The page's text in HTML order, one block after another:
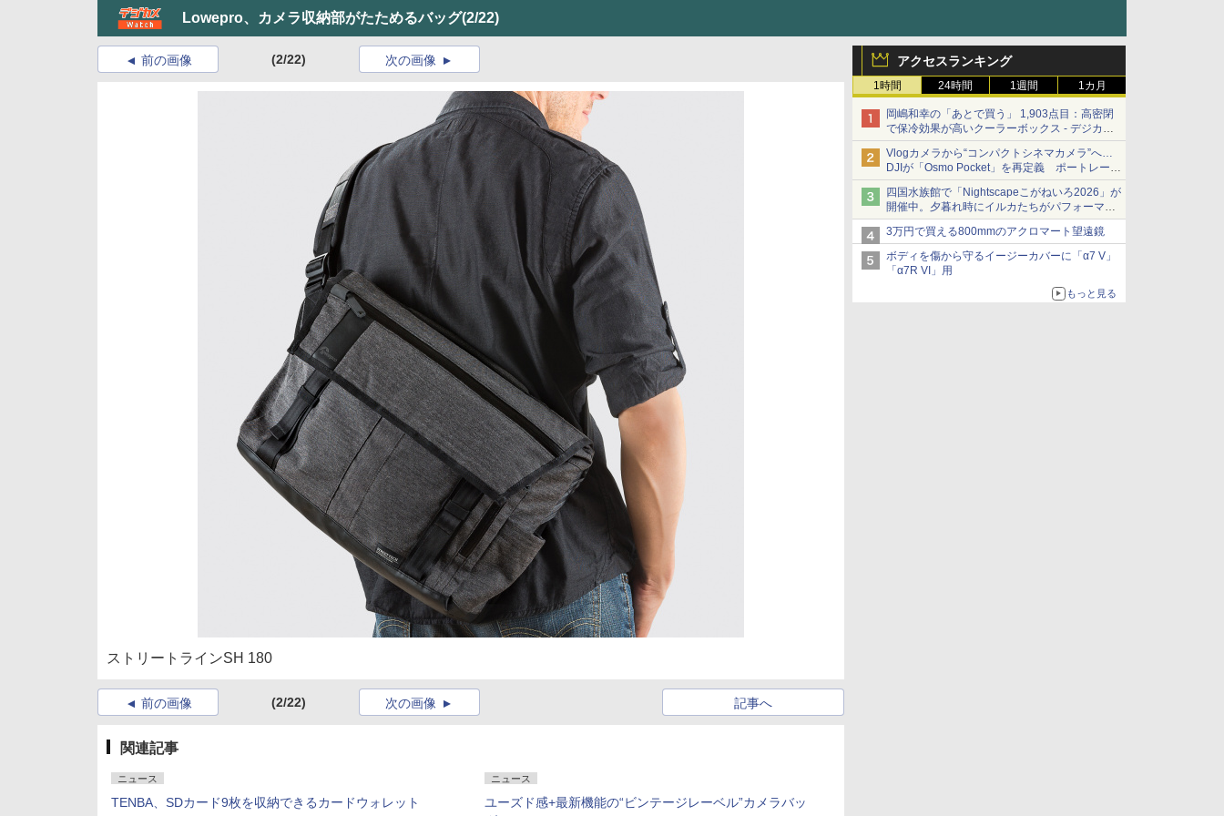
Lowepro、カメラ収納部がたためるバッグ(2/22)
アクセスランキング
1時間 24時間 1週間 1カ月
岡嶋和幸の「あとで買う」 1,903点目：高密閉
で保冷効果が高いクーラーボックス - デジカメ
Watch
Vlogカメラから“コンパクトシネマカメラ”へ…
DJIが「Osmo Pocket」を再定義 ポートレート
重視の映像設計に
四国水族館で「Nightscapeこがねいろ2026」が
開催中。夕暮れ時にイルカたちがパフォーマン
スを繰り広げる
3万円で買える800mmのアクロマート望遠鏡
ボディを傷から守るイージーカバーに「α7 V」
「α7R VI」用
もっと見る
前の画像 (2/22) 次の画像
ストリートラインSH 180
前の画像 (2/22) 記事へ
次の画像
関連記事
ニュース
TENBA、SDカード9枚を収納できるカードウォレット
ニュース
ユーズド感+最新機能の“ビンテージレーベル”カメラバッ